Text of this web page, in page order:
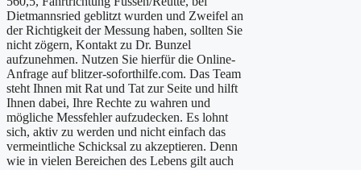
Dietmannsried geblitzt wurden und Zweifel an
der Richtigkeit der Messung haben, sollten Sie
nicht zögern, Kontakt zu Dr. Bunzel
aufzunehmen. Nutzen Sie hierfür die Online-
Anfrage auf blitzer-soforthilfe.com. Das Team
steht Ihnen mit Rat und Tat zur Seite und hilft
Ihnen dabei, Ihre Rechte zu wahren und
mögliche Messfehler aufzudecken. Es lohnt
sich, aktiv zu werden und nicht einfach das
vermeintliche Schicksal zu akzeptieren. Denn
wie in vielen Bereichen des Lebens gilt auch